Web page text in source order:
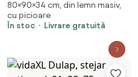
x 34 x 80 cm Lemn compozit
80×90×34 cm, din lemn masiv,
cu picioare
În stoc
Livrare gratuită